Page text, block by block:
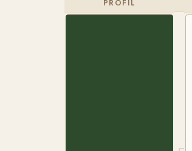
PROFIL